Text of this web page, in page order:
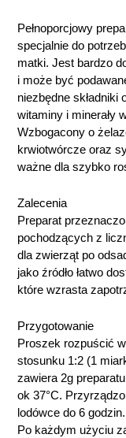
Pełnoporcjowy
specjalnie do
matki. Jest bardzo
i może być
niezbędne składniki
witaminy i minerały
Wzbogacony o
krwiotwórcze oraz
ważne dla szybko
Zalecenia
Preparat
pochodzących z
dla zwierząt po
jako źródło łatwo
które wzrasta
Przygotowanie
Proszek rozpuścić
stosunku 1:2 (1
zawiera 2g
ok 37°C.
lodówce do 6 godzin.
Po każdym użyciu